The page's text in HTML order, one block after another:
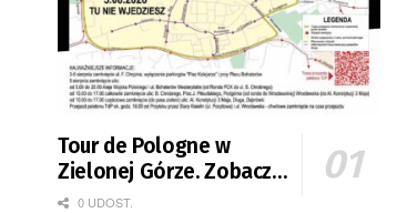
Tour de Pologne w
Zielonej Górze. Zobacz
zmiany w organizacji
0 UDOST.